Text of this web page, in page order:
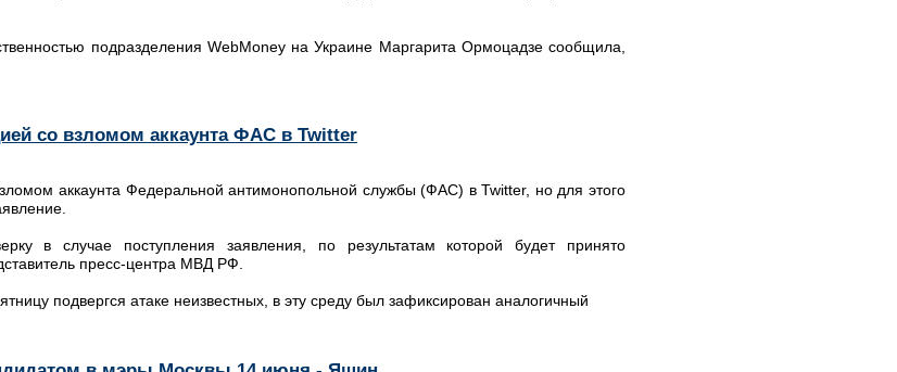
подразделения WebMoney на Украине Маргарита Ормоцадзе сообщила,
со взломом аккаунта ФАС в Twitter
аккаунта Федеральной антимонопольной службы (ФАС) в Twitter, но для этого
в случае поступления заявления, по результатам которой будет принято
пресс-центра МВД РФ.
подвергся атаке неизвестных, в эту среду был зафиксирован аналогичный